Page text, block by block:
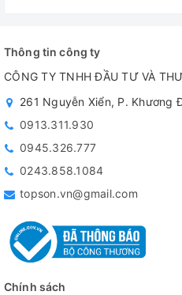
Thông tin công ty
CÔNG TY TNHH ĐẦU TƯ VÀ
261 Nguyễn Xiển, P. Khương
0913.311.930
0945.326.777
0243.858.1084
topson.vn@gmail.com
Chính sách